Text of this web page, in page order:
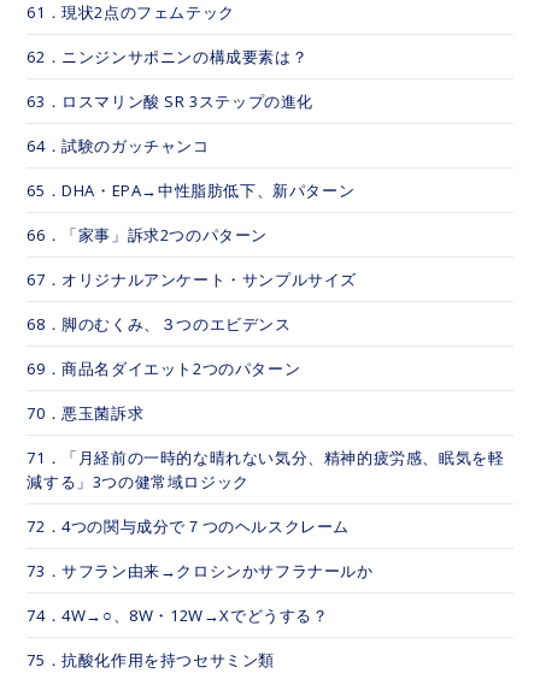
61．現状2点のフェムテック
62．ニンジンサポニンの構成要素は？
63．ロスマリン酸 SR 3ステップの進化
64．試験のガッチャンコ
65．DHA・EPA→中性脂肪低下、新パターン
66．「家事」訴求2つのパターン
67．オリジナルアンケート・サンプルサイズ
68．脚のむくみ、３つのエビデンス
69．商品名ダイエット2つのパターン
70．悪玉菌訴求
71．「月経前の一時的な晴れない気分、精神的疲労感、眠気を軽
減する」3つの健常域ロジック
72．4つの関与成分で７つのヘルスクレーム
73．サフラン由来→クロシンかサフラナールか
74．4W→○、8W・12W→Xでどうする？
75．抗酸化作用を持つセサミン類